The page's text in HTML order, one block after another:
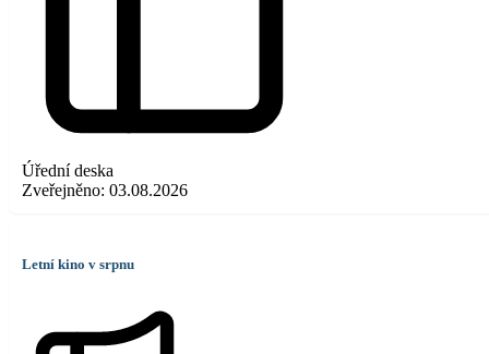
Úřední deska
Zveřejněno: 03.08.2026
Letní kino v srpnu